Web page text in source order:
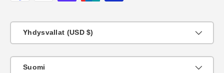
Yhdysvallat (USD $)
Suomi